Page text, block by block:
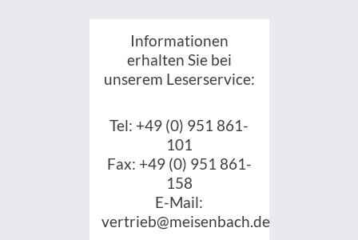
Informationen
erhalten Sie bei
unserem Leserservice:
Tel: +49 (0) 951 861-
101
Fax: +49 (0) 951 861-
158
E-Mail:
vertrieb@meisenbach.de